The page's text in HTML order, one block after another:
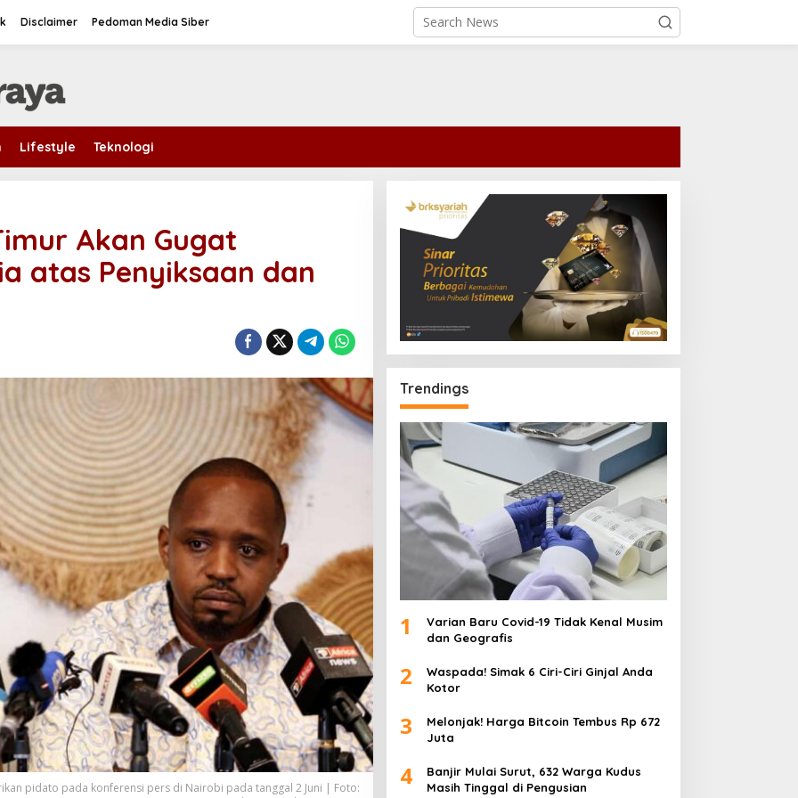
Disclaimer Pedoman Media Siber
Lifestyle Teknologi
Akan Gugat
atas Penyiksaan dan
pidato pada konferensi pers di Nairobi pada tanggal 2 Juni | Foto:
Trendings
1
Varian Baru Covid-19 Tidak Kenal Musim
dan Geografis
2
Waspada! Simak 6 Ciri-Ciri Ginjal Anda
Kotor
3
Melonjak! Harga Bitcoin Tembus Rp 672
Juta
4
Banjir Mulai Surut, 632 Warga Kudus
Masih Tinggal di Pengusian